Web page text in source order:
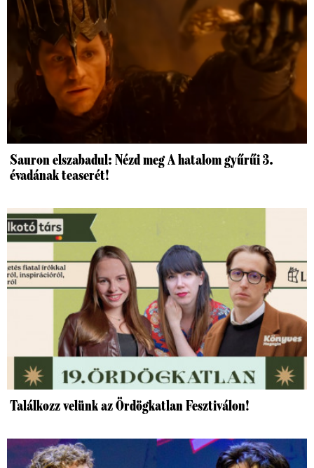
Sauron elszabadul: Nézd meg A hatalom gyűrűi 3.
évadának teaserét!
Találkozz velünk az Ördögkatlan Fesztiválon!